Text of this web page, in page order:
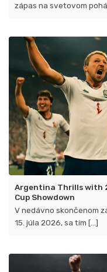
zápas na svetovom
Argentina Thrills with
Cup Showdown
V nedávno skončenom
15. júla 2026, sa tím [...]